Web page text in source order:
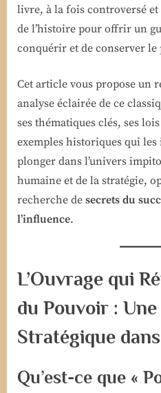
livre, à la fois controversé
de l’histoire pour offrir un
conquérir et de conserver le
Cet article vous propose un
analyse éclairée de ce
ses thématiques clés, ses
exemples historiques qui
plonger dans l’univers
humaine et de la stratégie,
recherche de secrets du
l’influence.
L’Ouvrage qui
du Pouvoir :
Stratégique
Qu’est-ce que «